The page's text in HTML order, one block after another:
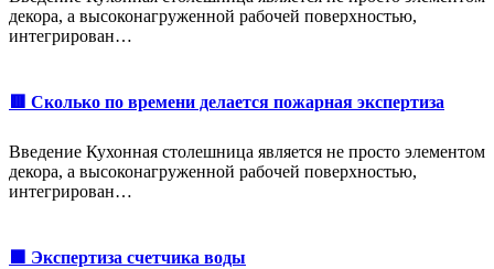
декора, а высоконагруженной рабочей поверхностью,
интегрирован…
🟥 Сколько по времени делается пожарная экспертиза
Введение Кухонная столешница является не просто элементом
декора, а высоконагруженной рабочей поверхностью,
интегрирован…
🟩 Экспертиза счетчика воды